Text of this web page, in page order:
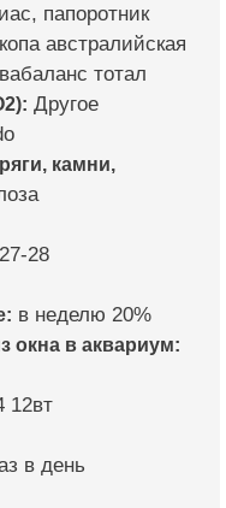
папоротник
австралийская
тотал
Другое
камни,
27-28
в неделю 20%
окна в аквариум:
12вт
в день